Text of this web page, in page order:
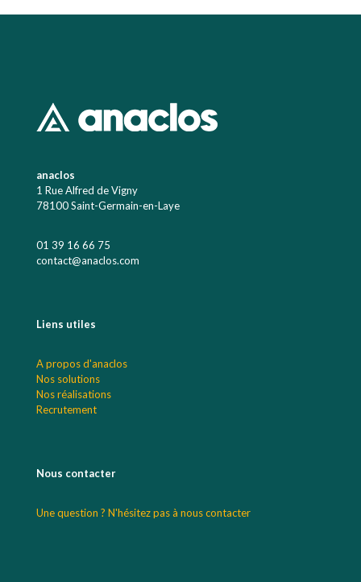
anaclos
1 Rue Alfred de Vigny
78100 Saint-Germain-en-Laye
01 39 16 66 75
contact@anaclos.com
Liens utiles
A propos d'anaclos
Nos solutions
Nos réalisations
Recrutement
Nous contacter
Une question ? N'hésitez pas à nous contacter